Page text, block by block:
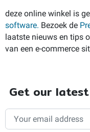
deze online winkel is
software. Bezoek de
laatste nieuws en tips
van een e-commerce
Get our